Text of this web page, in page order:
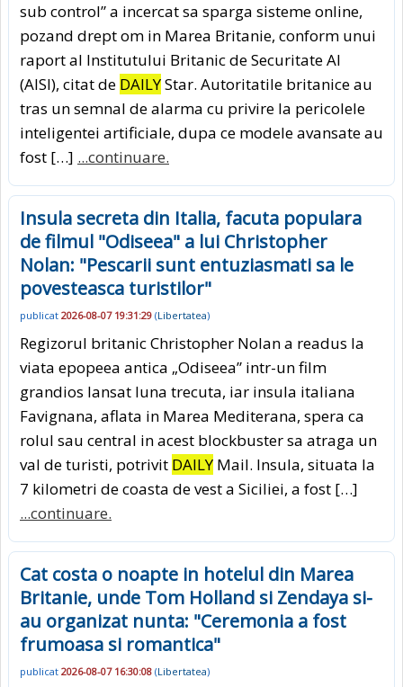
sub control” a incercat sa sparga sisteme online,
pozand drept om in Marea Britanie, conform unui
raport al Institutului Britanic de Securitate AI
(AISI), citat de DAILYStar. Autoritatile britanice au
tras un semnal de alarma cu privire la pericolele
inteligentei artificiale, dupa ce modele avansate au
fost […] ...continuare.
Insula secreta din Italia, facuta populara
de filmul "Odiseea" a lui Christopher
Nolan: "Pescarii sunt entuziasmati sa le
povesteasca turistilor"
publicat 2026-08-07 19:31:29 (Libertatea)
Regizorul britanic Christopher Nolan a readus la
viata epopeea antica „Odiseea” intr-un film
grandios lansat luna trecuta, iar insula italiana
Favignana, aflata in Marea Mediterana, spera ca
rolul sau central in acest blockbuster sa atraga un
val de turisti, potrivit DAILY Mail. Insula, situata la
7 kilometri de coasta de vest a Siciliei, a fost […]
...continuare.
Cat costa o noapte in hotelul din Marea
Britanie, unde Tom Holland si Zendaya si-
au organizat nunta: "Ceremonia a fost
frumoasa si romantica"
publicat 2026-08-07 16:30:08 (Libertatea)